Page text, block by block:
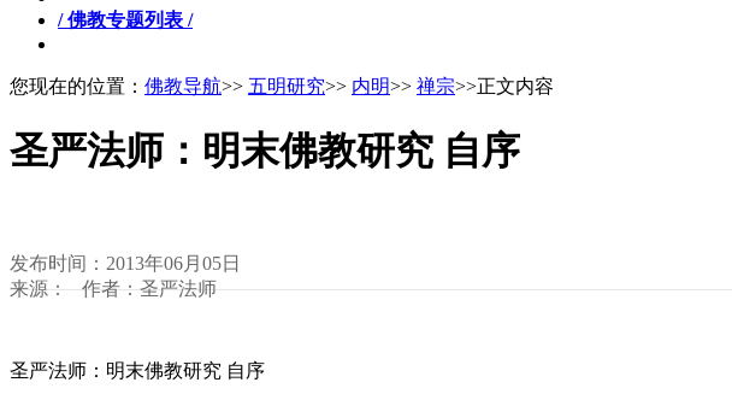
/ 佛教专题列表 /
您现在的位置： 佛教导航>> 五明研究>> 内明>> 禅宗>>正文内容
圣严法师：明末佛教研究 自序
发布时间：2013年06月05日
来源： 作者：圣严法师
圣严法师：明末佛教研究 自序